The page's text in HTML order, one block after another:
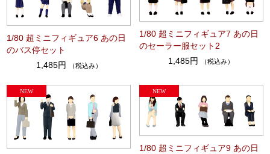
1/80 超ミニフィギュア6 あの日
のバス停セット
1,485円
（税込み）
1/80 超ミニフィギュア7 あの日
のセーラー服セット2
1,485円
（税込み）
1/80 超ミニフィギュア9 あの日